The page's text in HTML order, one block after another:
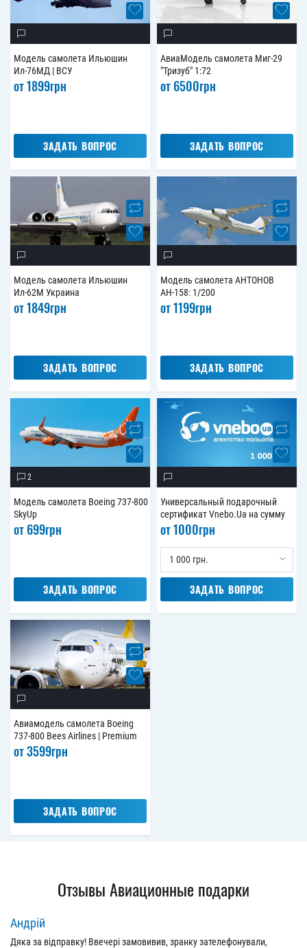
Модель самолета Ильюшин
Ил-76МД | ВСУ
от1899грн
ЗАДАТЬ ВОПРОС
АвиаМодель самолета Миг-29
"Тризуб" 1:72
от6500грн
ЗАДАТЬ ВОПРОС
Модель самолета Ильюшин
Ил-62М Украина
от1849грн
ЗАДАТЬ ВОПРОС
Модель самолета АНТОНОВ
АН-158: 1/200
от1199грн
ЗАДАТЬ ВОПРОС
2
Модель самолета Boeing 737-800
SkyUp
от699грн
ЗАДАТЬ ВОПРОС
Универсальный подарочный
сертификат Vnebo.Ua на сумму
от1000грн
1 000 грн.
ЗАДАТЬ ВОПРОС
Авиамодель самолета Boeing
737-800 Bees Airlines | Premium
от3599грн
ЗАДАТЬ ВОПРОС
Отзывы Авиационные подарки
Андрій
Дяка за відправку! Ввечері замовивив, зранку зателефонували,